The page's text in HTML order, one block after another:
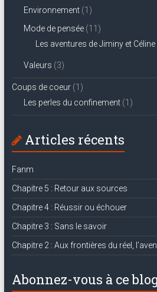
Environnement(1)
Mode de pensée(11)
Les aventures de Jiminy et Céline
Valeurs (3)
Coups de coeur(1)
Les perles du confinement(1)
Articles récents
Fanm
Chapitre 5 : Retour aux sources
Chapitre 4 : Réussir ou échouer
Chapitre 3 : Sans le savoir
Chapitre 2 : Aux frontières du réel,
Abonnez-vous à ce